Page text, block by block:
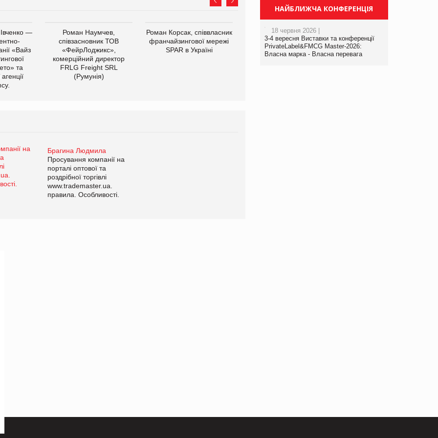
—
«Вайз
та
Роман Наумчев,
співзасновник ТОВ
«ФейрЛоджикс»,
комерційний директор
FRLG Freight SRL
(Румунія)
Роман Корсак, співвласник
франчайзингової мережі
SPAR в Україні
Олексій Логачов-Михайлов
Файно маркет Директор
департаменту з
виробництва
компанії «УкраМарин»
Брагина Людмила
Просування компанії на
порталі оптової та
роздрібної торгівлі
www.trademaster.ua.
правила. Особливості.
НАЙБЛИЖЧА КОНФЕРЕНЦІЯ
18 червня 2026 |
3-4 вересня Виставки та конференції
PrivateLabel&FMCG Master-2026:
Власна марка - Власна перевага